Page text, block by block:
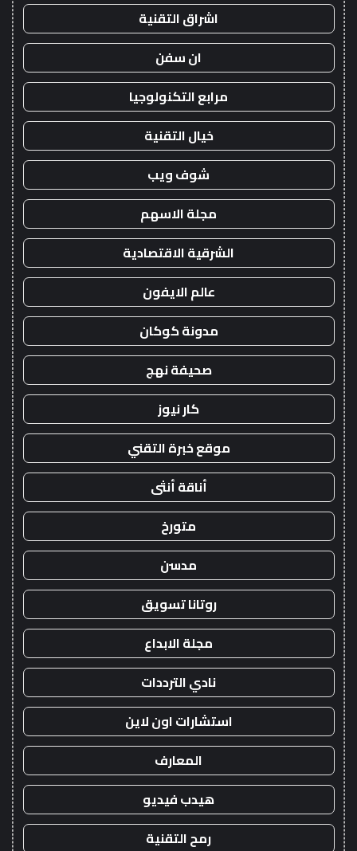
اشراق التقنية
ان سفن
مرابع التكنولوجيا
خيال التقنية
شوف ويب
مجلة الاسهم
الشرقية الاقتصادية
عالم الايفون
مدونة كوكان
صحيفة نهج
كار نيوز
موقع خبرة التقني
أناقة أنثى
متورخ
مدسن
روتانا تسويق
مجلة الابداع
نادي الترددات
استشارات اون لاين
المعارف
هيدب فيديو
رمح التقنية